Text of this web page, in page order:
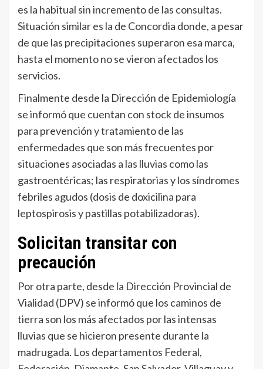
es la habitual sin incremento de las consultas.
Situación similar es la de Concordia donde, a pesar
de que las precipitaciones superaron esa marca,
hasta el momento no se vieron afectados los
servicios.
Finalmente desde la Dirección de Epidemiología
se informó que cuentan con stock de insumos
para prevención y tratamiento de las
enfermedades que son más frecuentes por
situaciones asociadas a las lluvias como las
gastroentéricas; las respiratorias y los síndromes
febriles agudos (dosis de doxicilina para
leptospirosis y pastillas potabilizadoras).
Solicitan transitar con
precaución
Por otra parte, desde la Dirección Provincial de
Vialidad (DPV) se informó que los caminos de
tierra son los más afectados por las intensas
lluvias que se hicieron presente durante la
madrugada. Los departamentos Federal,